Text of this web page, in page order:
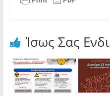
Ίσως Σας